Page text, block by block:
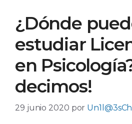
¿Dónde
estudiar
en
decimos!
29 junio 2020 por